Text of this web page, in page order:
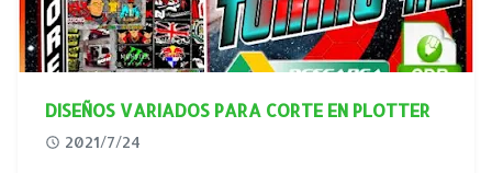
DISEÑOS VARIADOS PARA CORTE EN PLOTTER
2021/7/24